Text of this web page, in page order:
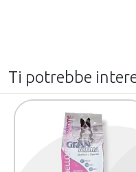
Ti potrebbe